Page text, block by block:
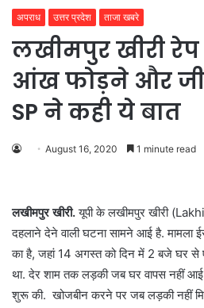
अपराध उत्तर प्रदेश ताजा खबरे
लखीमपुर खीरी रेप
आंख फोड़ने और
SP ने कही ये बात
August 16, 2020 1 minute read
लखीमपुर खीरी.यूपी के लखीमपुर खीरी
दहलाने देने वाली घटना सामने आई है. मामला
का है, जहां 14 अगस्त को दिन में 2 बजे घर से
था. देर शाम तक लड़की जब घर वापस नहीं
शुरू की. खोजबीन करने पर जब लड़की नहीं